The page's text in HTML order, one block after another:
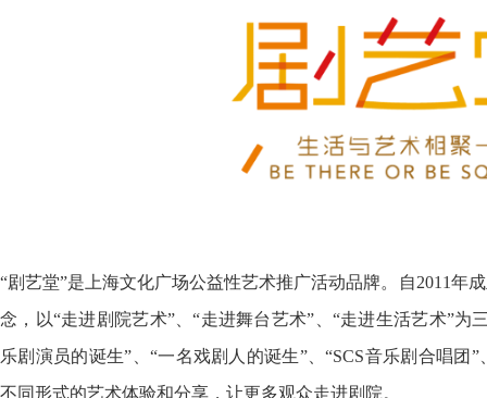
“剧艺堂”是上海文化广场公益性艺术推广活动品牌。自2011年
念，以“走进剧院艺术”、“走进舞台艺术”、“走进生活艺术”为
乐剧演员的诞生”、“一名戏剧人的诞生”、“SCS音乐剧合唱团
不同形式的艺术体验和分享，让更多观众走进剧院。